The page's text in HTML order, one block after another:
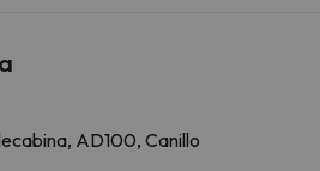
AD100, Canillo